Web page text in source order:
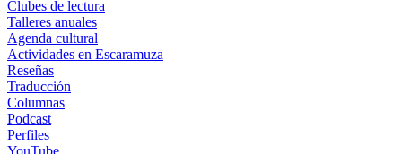
Clubes de lectura
Talleres anuales
Agenda cultural
Actividades en Escaramuza
Reseñas
Traducción
Columnas
Podcast
Perfiles
YouTube